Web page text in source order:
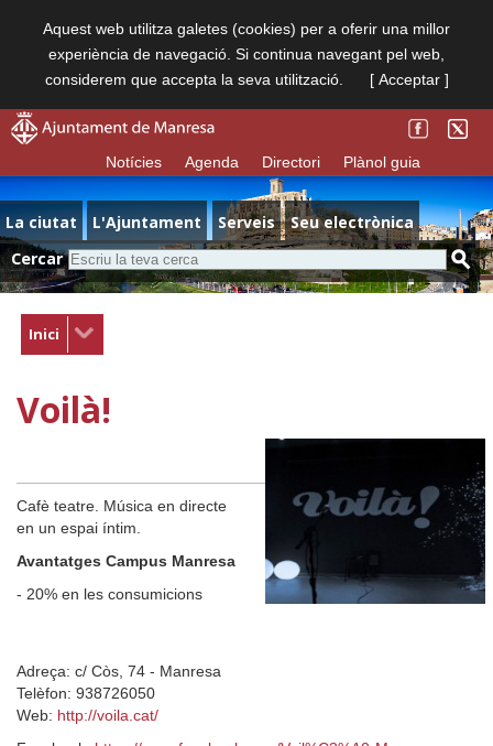
Aquest web utilitza galetes (cookies) per a oferir una millor
experiència de navegació. Si continua navegant pel web,
considerem que accepta la seva utilització.
[ Acceptar ]
Notícies Agenda Directori Plànol guia
La ciutat L'Ajuntament Serveis
Seu electrònica
Cercar
Inici
Voilà!
Cafè teatre. Música en directe
en un espai íntim.
Avantatges Campus Manresa
- 20% en les consumicions
Adreça: c/ Còs, 74 - Manresa
Telèfon: 938726050
Web: http://voila.cat/